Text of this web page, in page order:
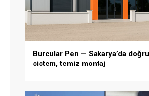
Burcular Pen — Sakarya’da doğru
sistem, temiz montaj